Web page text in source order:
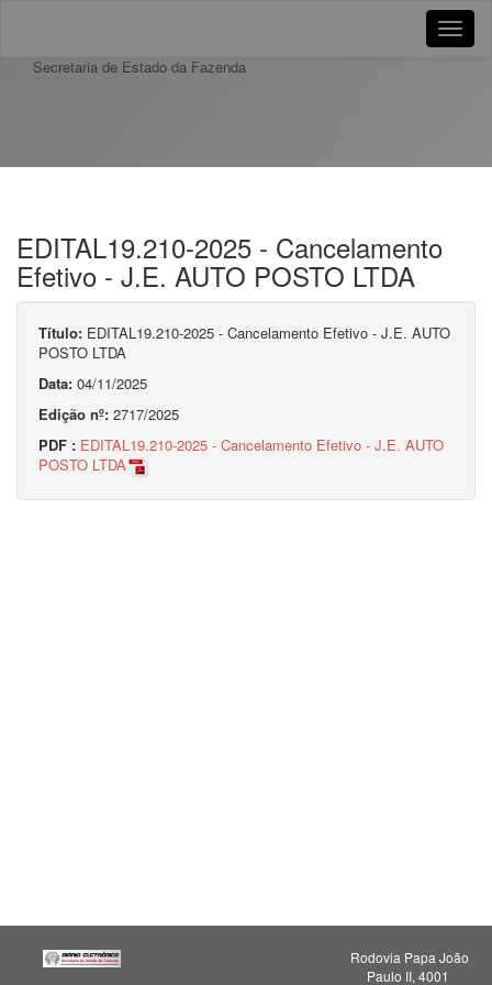
Toggle
Secretaria de Estado da Fazenda
EDITAL19.210-2025 - Cancelamento
Efetivo - J.E. AUTO POSTO LTDA
Título: EDITAL19.210-2025 - Cancelamento Efetivo - J.E. AUTO
POSTO LTDA
Data: 04/11/2025
Edição nº: 2717/2025
PDF : EDITAL19.210-2025 - Cancelamento Efetivo - J.E. AUTO
POSTO LTDA
Rodovia Papa João
Paulo II, 4001